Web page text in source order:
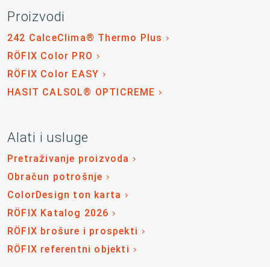
Proizvodi
242 CalceClima® Thermo Plus
RÖFIX Color PRO
RÖFIX Color EASY
HASIT CALSOL® OPTICREME
Alati i usluge
Pretraživanje proizvoda
Obračun potrošnje
ColorDesign ton karta
RÖFIX Katalog 2026
RÖFIX brošure i prospekti
RÖFIX referentni objekti